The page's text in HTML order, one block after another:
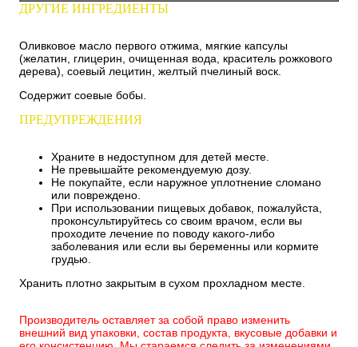
ДРУГИЕ ИНГРЕДИЕНТЫ
Оливковое масло первого отжима, мягкие капсулы
(желатин, глицерин, очищенная вода, краситель рожкового
дерева), соевый лецитин, желтый пчелиный воск.
Содержит соевые бобы.
ПРЕДУПРЕЖДЕНИЯ
Храните в недоступном для детей месте.
Не превышайте рекомендуемую дозу.
Не покупайте, если наружное уплотнение сломано
или повреждено.
При использовании пищевых добавок, пожалуйста,
проконсультируйтесь со своим врачом, если вы
проходите лечение по поводу какого-либо
заболевания или если вы беременны или кормите
грудью.
Хранить плотно закрытым в сухом прохладном месте.
Производитель оставляет за собой право изменить
внешний вид упаковки, состав продукта, вкусовые добавки и